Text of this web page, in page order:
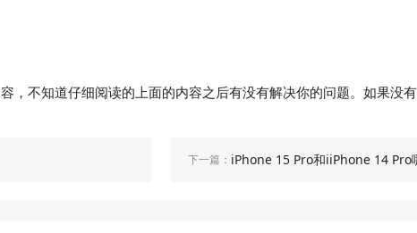
不知道仔细阅读的上面的内容之后有没有解决你的问题。如果没
下一篇： iPhone 15 Pro和iiPhone 14 Pro